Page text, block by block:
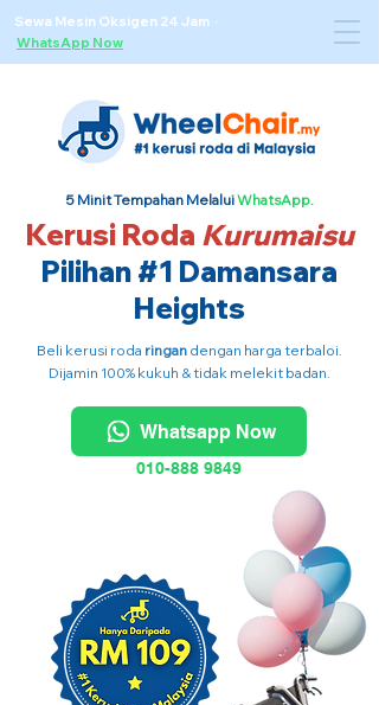
Sewa Mesin Oksigen 24 Jam ·
WhatsApp Now
5 Minit Tempahan MelaluiWhatsApp.
Kerusi Roda Kurumaisu
Pilihan #1 Damansara
Heights
Beli kerusi roda ringan dengan harga terbaloi.
Dijamin 100% kukuh & tidak melekit badan.
Whatsapp Now
010-888 9849